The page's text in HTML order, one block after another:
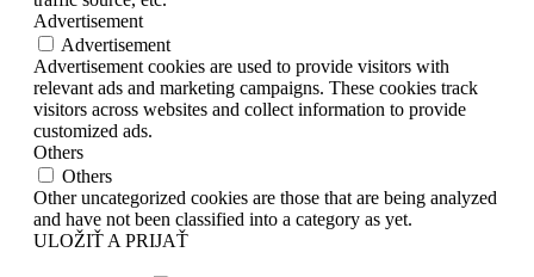
Advertisement
Advertisement
Advertisement cookies are used to provide visitors with
relevant ads and marketing campaigns. These cookies track
visitors across websites and collect information to provide
customized ads.
Others
Others
Other uncategorized cookies are those that are being analyzed
and have not been classified into a category as yet.
ULOŽIŤ A PRIJAŤ